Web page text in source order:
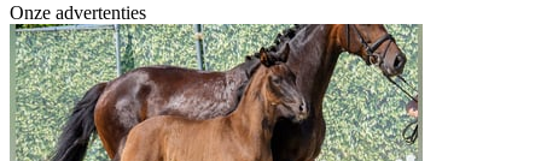
Onze advertenties